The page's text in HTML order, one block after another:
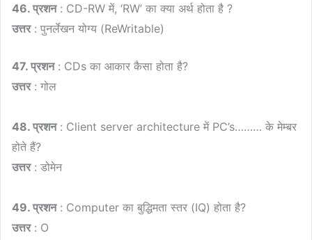
46. प्रशन: CD-RW में, ‘RW’ का क्या अर्थ होता है ?
उत्तर: पुनर्लेखन योग्य (ReWritable)
47. प्रशन: CDs का आकार कैसा होता है?
उत्तर: गोल
48. प्रशन: Client server architecture में PC’s……… के मेम्बर
होते हैं?
उत्तर: डोमेन
49. प्रशन: Computer का बुद्धिमता स्तर (IQ) होता है?
उत्तर: O